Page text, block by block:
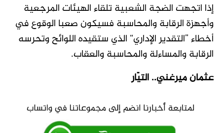
إذا اتجهت الضجة الشعبية تلقاء الهيئات المرجعية
وأجهزة الرقابة والمحاسبة فسيكون صعبا الوقوع في
أخطاء ”التقدير الإداري“ الذي ستقيده اللوائح وتحرسه
الرقابة والمساءلة والمحاسبة والعقاب.
عثمان ميرغني.. التيّار